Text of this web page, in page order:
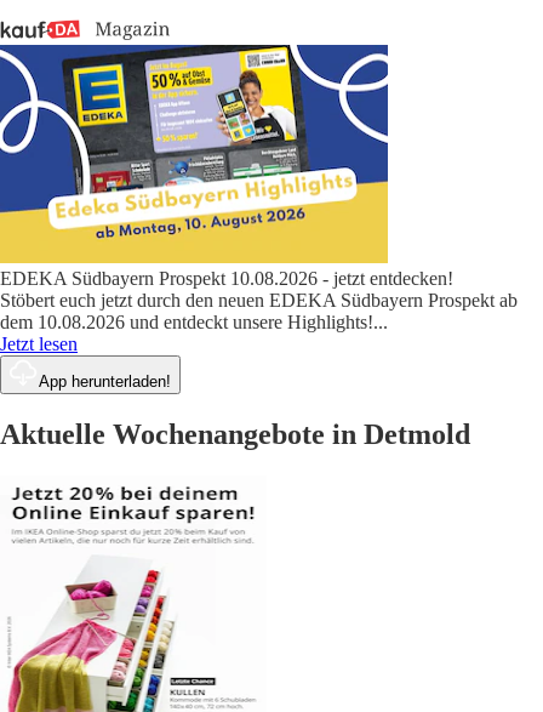
EDEKA Südbayern Prospekt 10.08.2026 - jetzt entdecken!
Stöbert euch jetzt durch den neuen EDEKA Südbayern Prospekt ab
dem 10.08.2026 und entdeckt unsere Highlights!...
Jetzt lesen
App herunterladen!
Aktuelle Wochenangebote in Detmold